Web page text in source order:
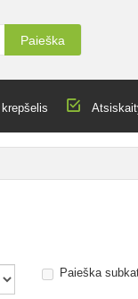
Paieška
Paieška